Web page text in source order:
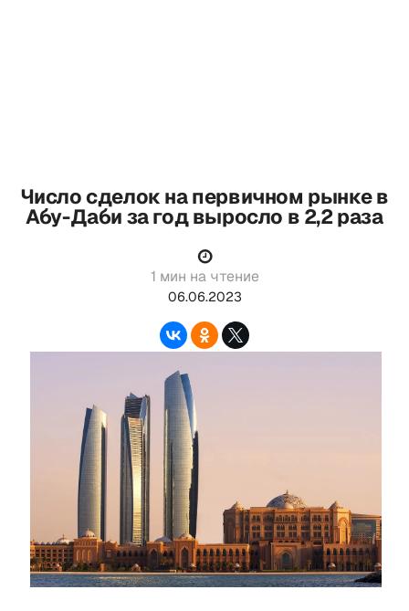
Число сделок на первичном рынке в
Абу-Даби за год выросло в 2,2 раза
1 мин на чтение
06.06.2023